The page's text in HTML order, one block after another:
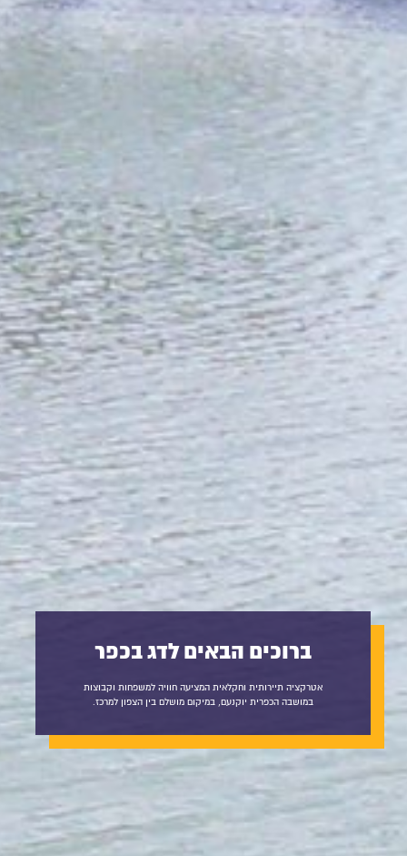
ברוכים הבאים לדג בכפר
אטרקציה תיירותית וחקלאית המציעה חוויה למשפחות וקבוצות
במושבה הכפרית יוקנעם, במיקום מושלם בין הצפון למרכז.